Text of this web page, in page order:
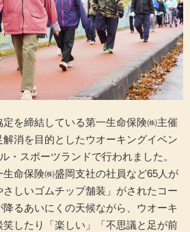
示
を締結している第一生命保険㈱主催
消を目的としたウオーキングイベン
・スポーツランドで行われました。
命保険㈱盛岡支社の社員など65人が
しいゴムチップ舗装」がされたコー
るあいにくの天候ながら、ウオーキ
したり「楽しい」「不思議と足が前